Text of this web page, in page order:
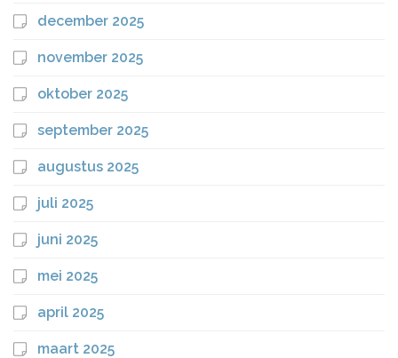
december 2025
november 2025
oktober 2025
september 2025
augustus 2025
juli 2025
juni 2025
mei 2025
april 2025
maart 2025